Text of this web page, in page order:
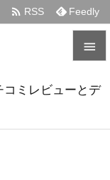
ミレビューとデ

メニュ
 RSS Feedly